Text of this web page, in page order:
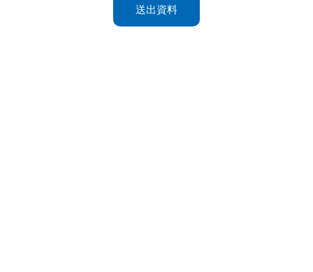
送出資料